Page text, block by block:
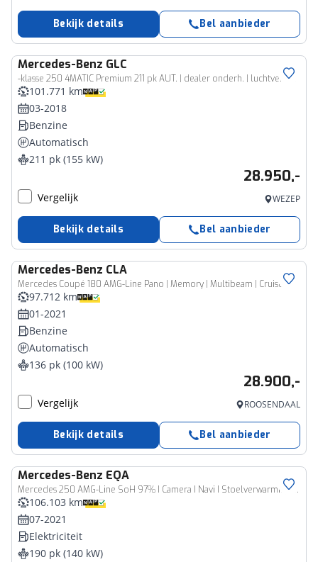
Bekijk details Bel aanbieder
Mercedes-Benz GLC
-klasse 250 4MATIC Premium 211 pk AUT. | dealer onderh. | luchtvering | trekhaak | elektr. voorstoelen | navigatie | led
101.771 km
03-2018
Benzine
Automatisch
211 pk (155 kW)
28.950,-
Vergelijk WEZEP
Bekijk details Bel aanbieder
Mercedes-Benz CLA
Mercedes Coupé 180 AMG-Line Pano | Memory | Multibeam | Cruise | Sfeer | Camera
97.712 km
01-2021
Benzine
Automatisch
136 pk (100 kW)
28.900,-
Vergelijk ROOSENDAAL
Bekijk details Bel aanbieder
Mercedes-Benz EQA
Mercedes 250 AMG-Line SoH 97% I Camera I Navi I Stoelverwarming I DAB I Dodehoek detectie I
106.103 km
07-2021
Elektriciteit
190 pk (140 kW)